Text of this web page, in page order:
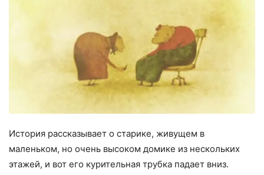
История рассказывает о старике, живущем в
маленьком, но очень высоком домике из нескольких
этажей, и вот его курительная трубка падает вниз.